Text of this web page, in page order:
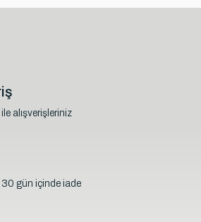
alışverişleriniz
30 gün içinde iade